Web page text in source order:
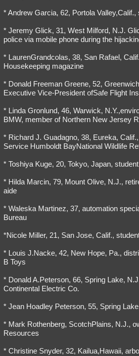
* Andrew Garcia, 62, Portola Valley,Calif.,
* Jeremy Glick, 31, West Milford, N.J.
police via mobile phone during the
* LaurenGrandcolas, 38, San Rafael,
Housekeeping magazine
* Donald Freeman Greene, 52,
Executive Vice-President ofSafe Flight
* Linda Gronlund, 46, Warwick,
BMW, member of Northern New Jersey
* Richard J. Guadagno, 38, Eureka,
Service Humboldt BayNational Wildlife
* Toshiya Kuge, 20, Tokyo, Japan, student
* Hilda Marcin, 79, Mount Olive, N.J.,
aide
* Waleska Martinez, 37, automation
Bureau
*Nicole Miller, 21, San Jose, Calif.,
* Louis J.Nacke, 42, New Hope, Pa.,
B Toys
* Donald A.Peterson, 66, Spring Lake,
Continental Electric Co.
* Jean Hoadley Peterson, 55, Spring
* Mark Rothenberg, ScotchPlains, N.J.,
Resources
* Christine Snyder, 32, Kailua,Hawaii,